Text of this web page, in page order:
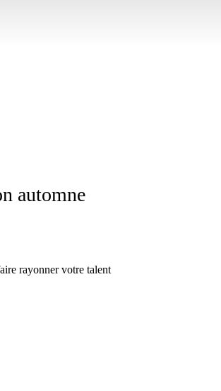
automne
rayonner votre talent